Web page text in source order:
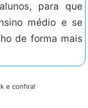
para que
médio e se
de forma mais
e confira!